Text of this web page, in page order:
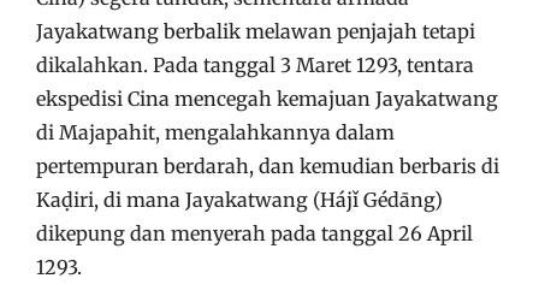
Jayakatwang berbalik melawan penjajah tetapi
dikalahkan. Pada tanggal 3 Maret 1293, tentara
ekspedisi Cina mencegah kemajuan Jayakatwang
di Majapahit, mengalahkannya dalam
pertempuran berdarah, dan kemudian berbaris di
Kaḍiri, di mana Jayakatwang (Hájǐ Gédāng)
dikepung dan menyerah pada tanggal 26 April
1293.